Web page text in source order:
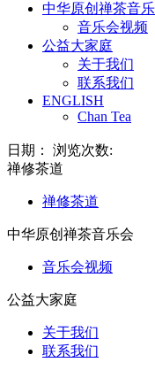
中华原创禅茶音
音乐会视频
公益大家庭
关于我们
联系我们
ENGLISH
Chan Tea
日期： 浏览次数:
禅修茶道
禅修茶道
中华原创禅茶音乐会
音乐会视频
公益大家庭
关于我们
联系我们